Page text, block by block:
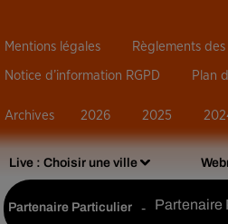
Live : Choisir une ville
Partenaire Particulier - Partenaire
Mentions légales Règlements
Notice d’information RGPD Plan
Archives 2026 2025